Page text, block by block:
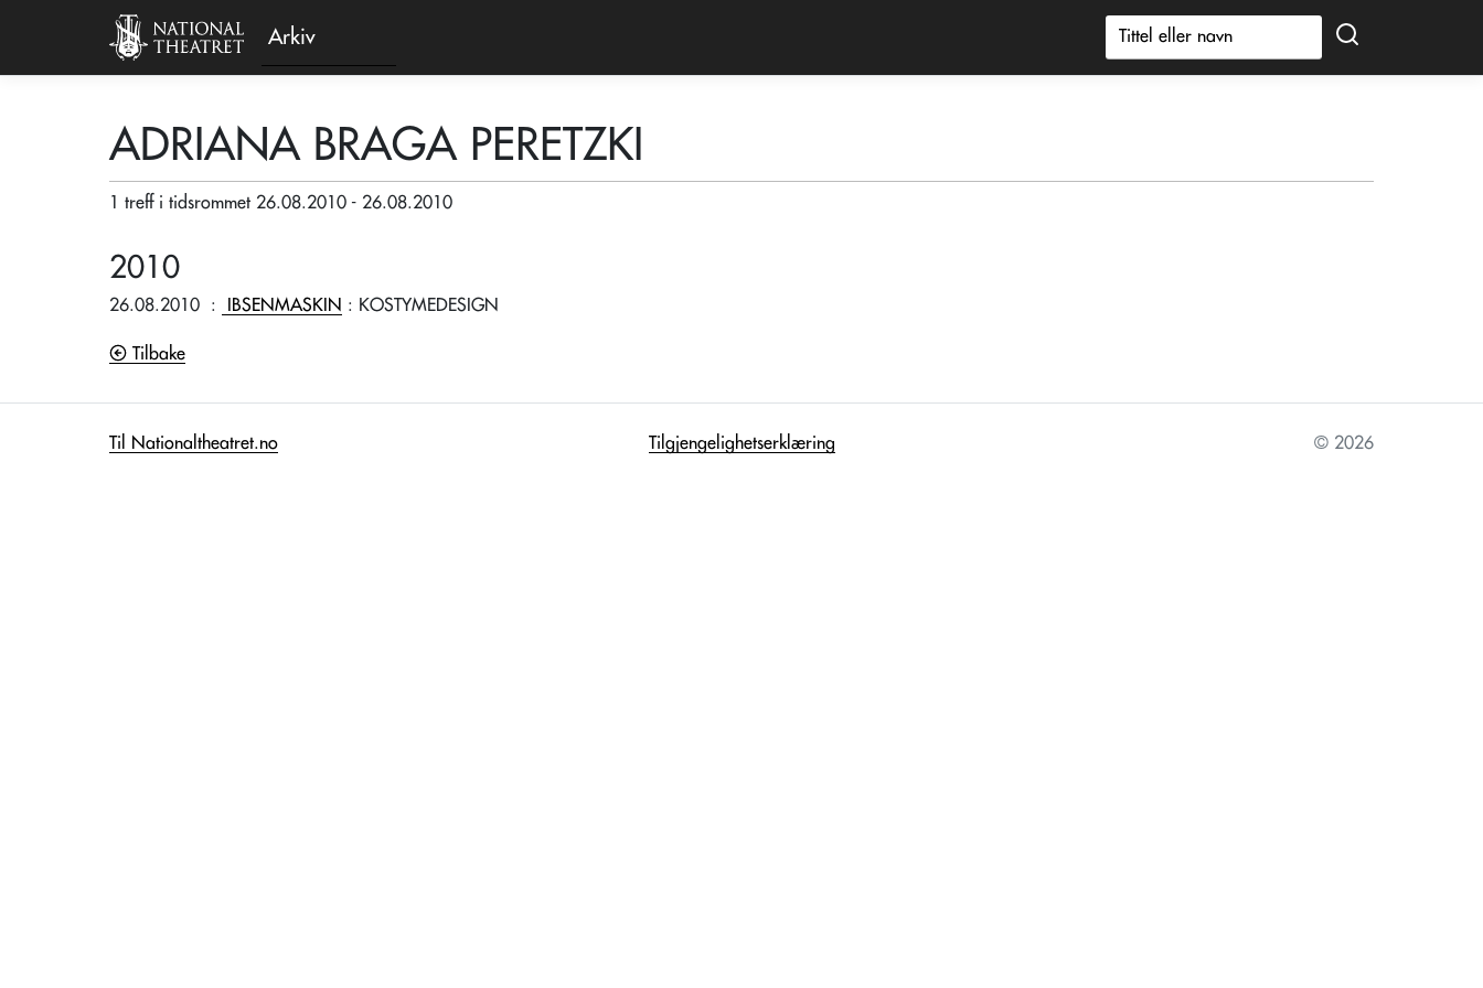
Arkiv
ADRIANA BRAGA PERETZKI
1 treff i tidsrommet 26.08.2010 - 26.08.2010
2010
26.08.2010 : IBSENMASKIN : KOSTYMEDESIGN
Tilbake
Til Nationaltheatret.no Tilgjengelighetserklæring © 2026